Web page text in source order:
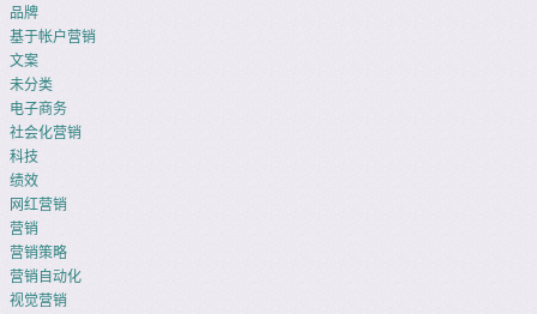
品牌
基于帐户营销
文案
未分类
电子商务
社会化营销
科技
绩效
网红营销
营销
营销策略
营销自动化
视觉营销